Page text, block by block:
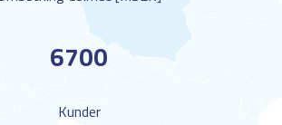
6700
Kunder